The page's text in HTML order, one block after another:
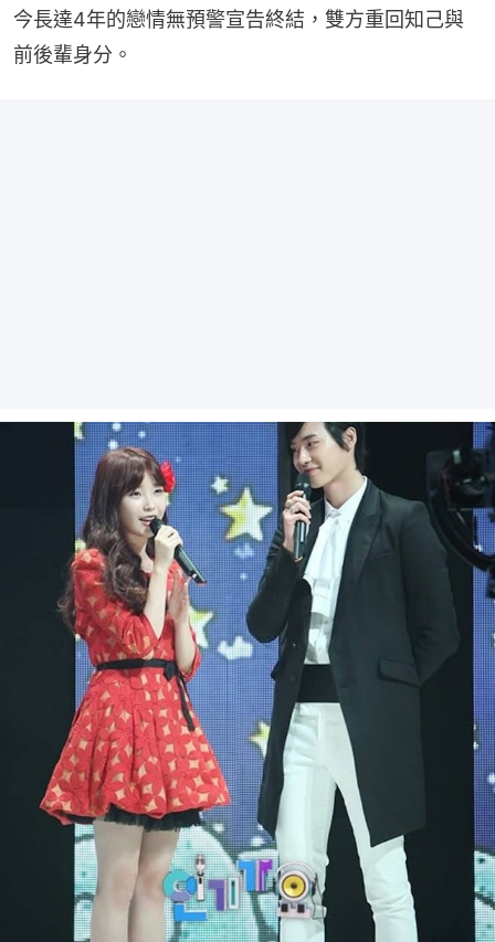
今長達4年的戀情無預警宣告終結，雙方重回知己與
前後輩身分。